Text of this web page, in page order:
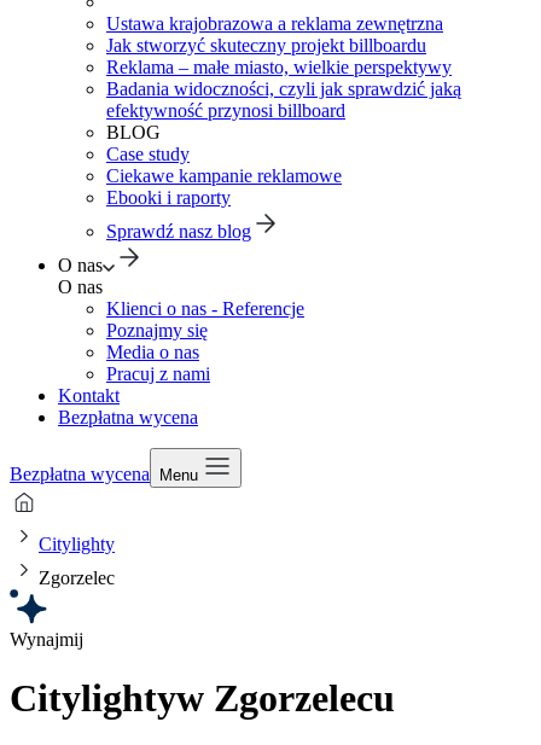
Ustawa krajobrazowa a reklama zewnętrzna
Jak stworzyć skuteczny projekt billboardu
Reklama – małe miasto, wielkie perspektywy
Badania widoczności, czyli jak sprawdzić jaką
efektywność przynosi billboard
BLOG
Case study
Ciekawe kampanie reklamowe
Ebooki i raporty
Sprawdź nasz blog
O nas
O nas
Klienci o nas - Referencje
Poznajmy się
Media o nas
Pracuj z nami
Kontakt
Bezpłatna wycena
Bezpłatna wycena Menu
Citylighty
Zgorzelec
Wynajmij
Citylightyw Zgorzelecu